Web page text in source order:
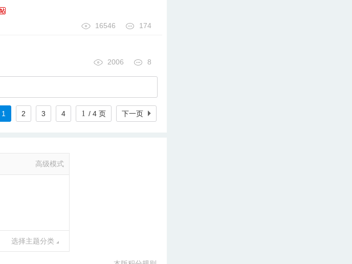
16546 174
2006 8
1 2 3 4 / 4 页 下一页
高级模式
选择主题分类